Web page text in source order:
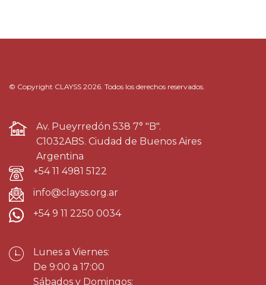
© Copyright CLAYSS 2026. Todos los derechos reservados.
Av. Pueyrredón 538 7° "B".
C1032ABS. Ciudad de Buenos Aires
Argentina
+54 11 4981 5122
info@clayss.org.ar
+54 9 11 2250 0034
Lunes a Viernes:
De 9:00 a 17:00
Sábados y Domingos: